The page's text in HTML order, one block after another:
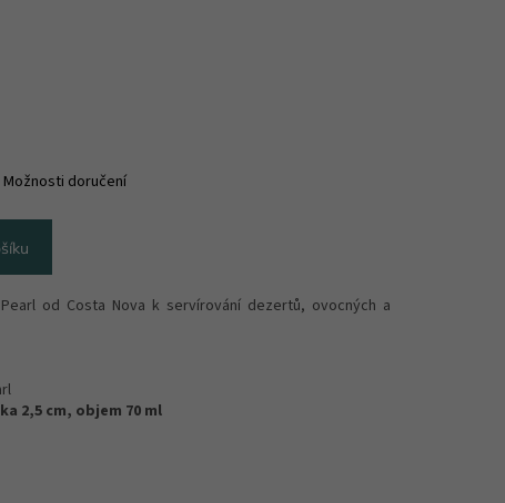
Možnosti doručení
od Costa Nova k servírování dezertů, ovocných a
2,5 cm, objem 70 ml